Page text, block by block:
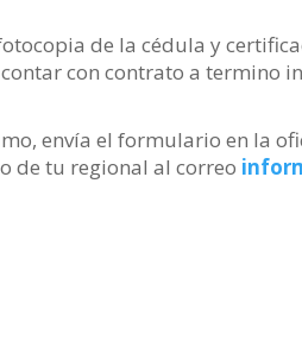
de la cédula y
contar con contrato a termino
envía el formulario en la
de tu regional al correo